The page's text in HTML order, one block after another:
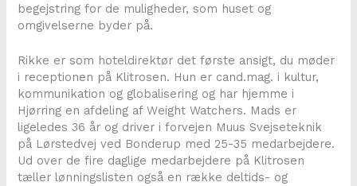
begejstring for de muligheder, som huset og
omgivelserne byder på.
Rikke er som hoteldirektør det første ansigt, du møder
i receptionen på Klitrosen. Hun er cand.mag. i kultur,
kommunikation og globalisering og har hjemme i
Hjørring en afdeling af Weight Watchers. Mads er
ligeledes 36 år og driver i forvejen Muus Svejseteknik
på Lørstedvej ved Bonderup med 25-35 medarbejdere.
Ud over de fire daglige medarbejdere på Klitrosen
tæller lønningslisten også en række deltids- og